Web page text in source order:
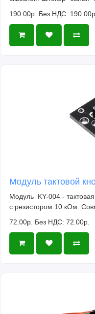
190.00р. Без НДС: 190.00р.
Модуль тактовой
Модуль KY-004 -
с резистором 10 кОм.
72.00р. Без НДС: 72.00р.